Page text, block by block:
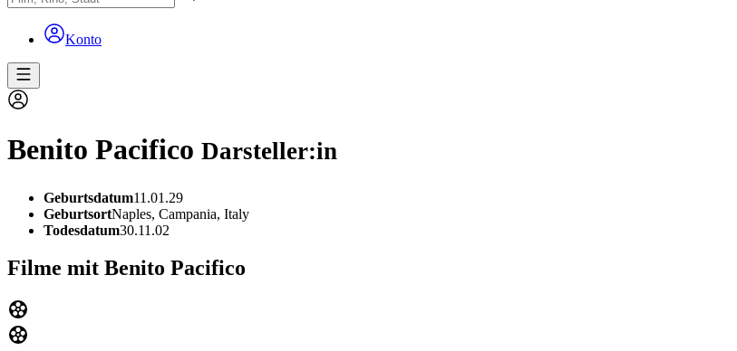
Konto
Benito Pacifico Darsteller:in
Geburtsdatum11.01.29
GeburtsortNaples, Campania, Italy
Todesdatum30.11.02
Filme mit Benito Pacifico